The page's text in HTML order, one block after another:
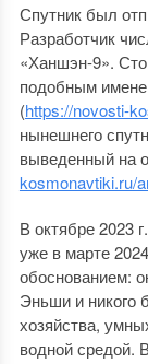
Спутник был
Разработчик
«Ханшэн-9».
подобным
(https://novosti-
нынешнего
выведенный на
kosmonavtiki.ru/
В октябре 2023
уже в марте
обоснованием:
Эньши и никого
хозяйства,
водной средой.